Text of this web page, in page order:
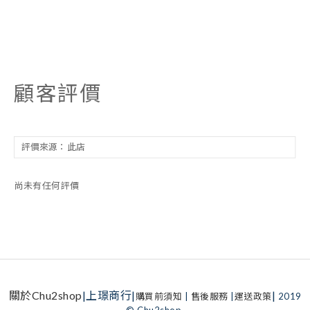
顧客評價
尚未有任何評價
關於Chu2shop|上璟商行|購買前須知 售後服務 運送政策| 2019